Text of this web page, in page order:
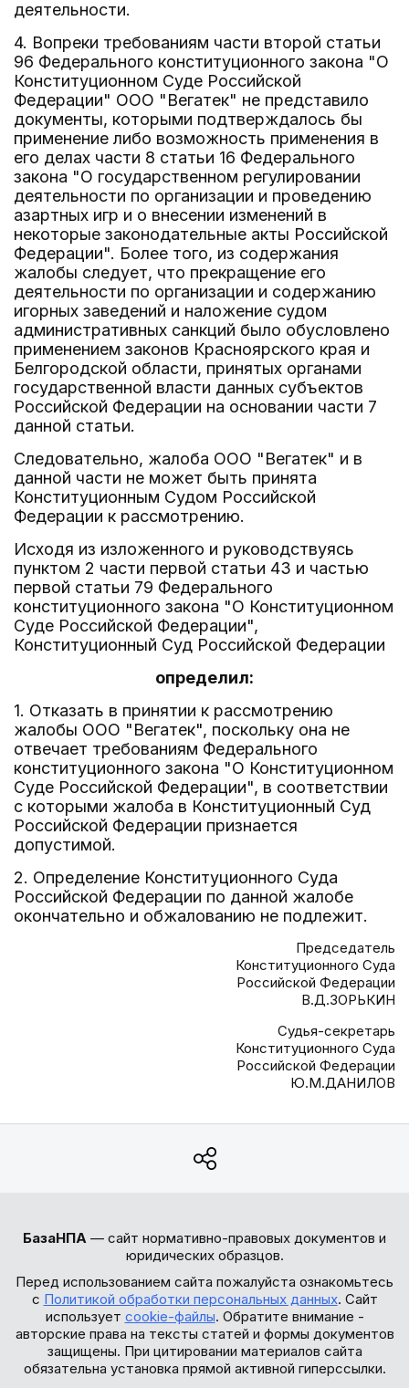
деятельности.
4. Вопреки требованиям части второй статьи
96 Федерального конституционного закона "О
Конституционном Суде Российской
Федерации" ООО "Вегатек" не представило
документы, которыми подтверждалось бы
применение либо возможность применения в
его делах части 8 статьи 16 Федерального
закона "О государственном регулировании
деятельности по организации и проведению
азартных игр и о внесении изменений в
некоторые законодательные акты Российской
Федерации". Более того, из содержания
жалобы следует, что прекращение его
деятельности по организации и содержанию
игорных заведений и наложение судом
административных санкций было обусловлено
применением законов Красноярского края и
Белгородской области, принятых органами
государственной власти данных субъектов
Российской Федерации на основании части 7
данной статьи.
Следовательно, жалоба ООО "Вегатек" и в
данной части не может быть принята
Конституционным Судом Российской
Федерации к рассмотрению.
Исходя из изложенного и руководствуясь
пунктом 2 части первой статьи 43 и частью
первой статьи 79 Федерального
конституционного закона "О Конституционном
Суде Российской Федерации",
Конституционный Суд Российской Федерации
определил:
1. Отказать в принятии к рассмотрению
жалобы ООО "Вегатек", поскольку она не
отвечает требованиям Федерального
конституционного закона "О Конституционном
Суде Российской Федерации", в соответствии
с которыми жалоба в Конституционный Суд
Российской Федерации признается
допустимой.
2. Определение Конституционного Суда
Российской Федерации по данной жалобе
окончательно и обжалованию не подлежит.
Председатель
Конституционного Суда
Российской Федерации
В.Д.ЗОРЬКИН
Судья-секретарь
Конституционного Суда
Российской Федерации
Ю.М.ДАНИЛОВ
БазаНПА — сайт нормативно-правовых документов и
юридических образцов.
Перед использованием сайта пожалуйста ознакомьтесь
с Политикой обработки персональных данных. Сайт
использует cookie-файлы. Обратите внимание -
авторские права на тексты статей и формы документов
защищены. При цитировании материалов сайта
обязательна установка прямой активной гиперссылки.